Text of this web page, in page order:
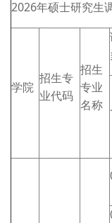
2026年硕士研究生
学院
招生专
业代码
招生
专业
名称